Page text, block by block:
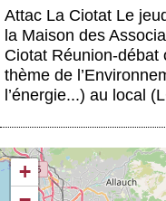
Attac La Ciotat Le
la Maison des
Ciotat Réunion-débat
thème de
l’énergie...) au local
+